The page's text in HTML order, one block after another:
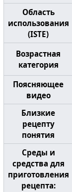
Область
использования
(ISTE)
Возрастная
категория
Поясняющее
видео
Близкие
рецепту
понятия
Среды и
средства для
приготовления
рецепта: